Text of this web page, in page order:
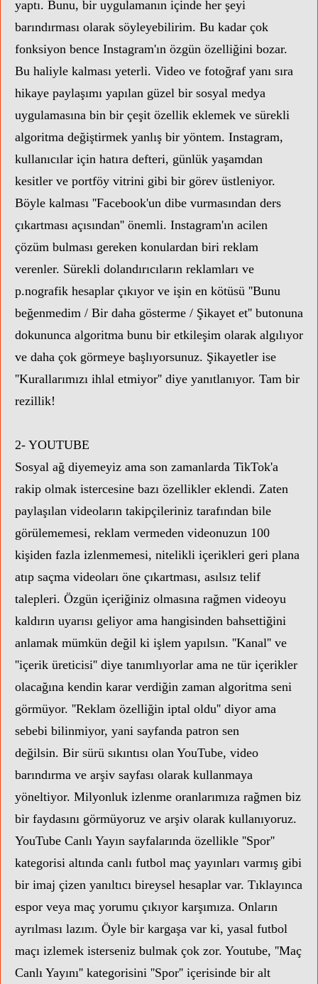
yaptı. Bunu, bir uygulamanın içinde her şeyi
barındırması olarak söyleyebilirim. Bu kadar çok
fonksiyon bence Instagram'ın özgün özelliğini bozar.
Bu haliyle kalması yeterli. Video ve fotoğraf yanı sıra
hikaye paylaşımı yapılan güzel bir sosyal medya
uygulamasına bin bir çeşit özellik eklemek ve sürekli
algoritma değiştirmek yanlış bir yöntem. Instagram,
kullanıcılar için hatıra defteri, günlük yaşamdan
kesitler ve portföy vitrini gibi bir görev üstleniyor.
Böyle kalması ''Facebook'un dibe vurmasından ders
çıkartması açısından'' önemli. Instagram'ın acilen
çözüm bulması gereken konulardan biri reklam
verenler. Sürekli dolandırıcıların reklamları ve
p.nografik hesaplar çıkıyor ve işin en kötüsü ''Bunu
beğenmedim / Bir daha gösterme / Şikayet et'' butonuna
dokununca algoritma bunu bir etkileşim olarak algılıyor
ve daha çok görmeye başlıyorsunuz. Şikayetler ise
''Kurallarımızı ihlal etmiyor'' diye yanıtlanıyor. Tam bir
rezillik!
2- YOUTUBE
Sosyal ağ diyemeyiz ama son zamanlarda TikTok'a
rakip olmak istercesine bazı özellikler eklendi. Zaten
paylaşılan videoların takipçileriniz tarafından bile
görülememesi, reklam vermeden videonuzun 100
kişiden fazla izlenmemesi, nitelikli içerikleri geri plana
atıp saçma videoları öne çıkartması, asılsız telif
talepleri. Özgün içeriğiniz olmasına rağmen videoyu
kaldırın uyarısı geliyor ama hangisinden bahsettiğini
anlamak mümkün değil ki işlem yapılsın. ''Kanal'' ve
''içerik üreticisi'' diye tanımlıyorlar ama ne tür içerikler
olacağına kendin karar verdiğin zaman algoritma seni
görmüyor. ''Reklam özelliğin iptal oldu'' diyor ama
sebebi bilinmiyor, yani sayfanda patron sen
değilsin. Bir sürü sıkıntısı olan YouTube, video
barındırma ve arşiv sayfası olarak kullanmaya
yöneltiyor. Milyonluk izlenme oranlarımıza rağmen biz
bir faydasını görmüyoruz ve arşiv olarak kullanıyoruz.
YouTube Canlı Yayın sayfalarında özellikle ''Spor''
kategorisi altında canlı futbol maç yayınları varmış gibi
bir imaj çizen yanıltıcı bireysel hesaplar var. Tıklayınca
espor veya maç yorumu çıkıyor karşımıza. Onların
ayrılması lazım. Öyle bir kargaşa var ki, yasal futbol
maçı izlemek isterseniz bulmak çok zor. Youtube, ''Maç
Canlı Yayını'' kategorisini ''Spor'' içerisinde bir alt